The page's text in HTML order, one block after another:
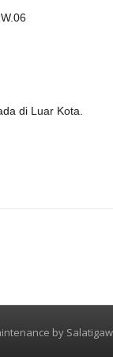
di Luar Kota.
by